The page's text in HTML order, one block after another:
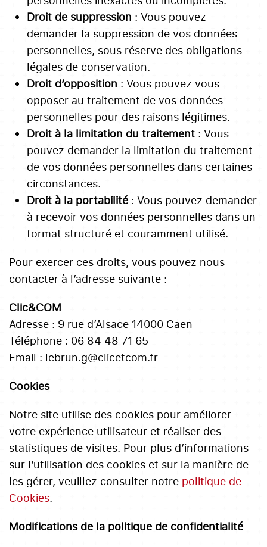
Droit de suppression : Vous pouvez
demander la suppression de vos données
personnelles, sous réserve des obligations
légales de conservation.
Droit d’opposition : Vous pouvez vous
opposer au traitement de vos données
personnelles pour des raisons légitimes.
Droit à la limitation du traitement : Vous
pouvez demander la limitation du traitement
de vos données personnelles dans certaines
circonstances.
Droit à la portabilité : Vous pouvez demander
à recevoir vos données personnelles dans un
format structuré et couramment utilisé.
Pour exercer ces droits, vous pouvez nous
contacter à l’adresse suivante :
Clic&COM
Adresse : 9 rue d’Alsace 14000 Caen
Téléphone : 06 84 48 71 65
Email : lebrun.g@clicetcom.fr
Cookies
Notre site utilise des cookies pour améliorer
votre expérience utilisateur et réaliser des
statistiques de visites. Pour plus d’informations
sur l’utilisation des cookies et sur la manière de
les gérer, veuillez consulter notre politique de
Cookies.
Modifications de la politique de confidentialité